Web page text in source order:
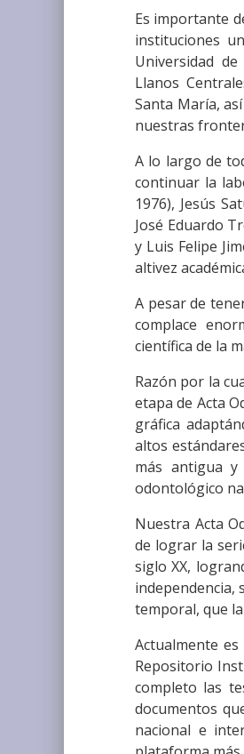
Es importante
instituciones
Universidad
Llanos
Santa María,
nuestras
A lo largo de
continuar la
1976), Jesús
José Eduardo
y Luis Felipe
altivez
A pesar de
complace
científica de la
Razón por la
etapa de Acta
gráfica
altos
más antigua
odontológico
Nuestra Acta
de lograr la
siglo XX,
independencia,
temporal, que
Actualmente
Repositorio
completo las
documentos
nacional e